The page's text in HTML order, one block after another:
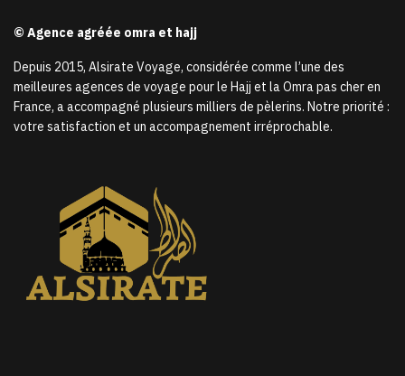
© Agence agréée omra et hajj
Depuis 2015, Alsirate Voyage, considérée comme l’une des
meilleures agences de voyage pour le Hajj et la Omra pas cher en
France, a accompagné plusieurs milliers de pèlerins. Notre priorité :
votre satisfaction et un accompagnement irréprochable.